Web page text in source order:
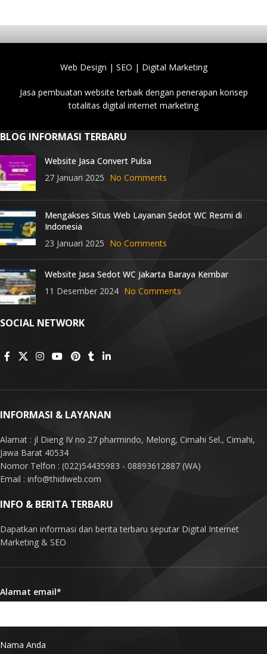
Web Design | SEO | Digital Marketing
Jasa pembuatan website terbaik dengan penerapan konsep
totalitas digital internet marketing
BLOG INFORMASI TERBARU
Website Jasa Convert Pulsa
27 Januari 2025 No Comments
Mengakses Situs Web Layanan Sedot WC Resmi di
Indonesia
23 Januari 2025 No Comments
Website Jasa Sedot WC Jakarta Baraya Kembar
11 Desember 2024 No Comments
SOCIAL NETWORK
INFORMASI & LAYANAN
Alamat : jl Dieng IV no 27 pharmindo, Melong, Cimahi Sel., Cimahi,
Jawa Barat 40534
Nomor Telfon : (022)54435983 - 08893612887 (WA)
Email : info@thidiweb.com
INFO & BERITA TERBARU
Dapatkan informasi dan berita terbaru seputar Digital Internet
Marketing & SEO
Alamat email*
Nama Anda